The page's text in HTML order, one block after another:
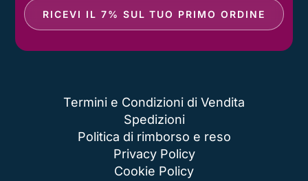
RICEVI IL 7% SUL TUO PRIMO ORDINE
Termini e Condizioni di Vendita
Spedizioni
Politica di rimborso e reso
Privacy Policy
Cookie Policy